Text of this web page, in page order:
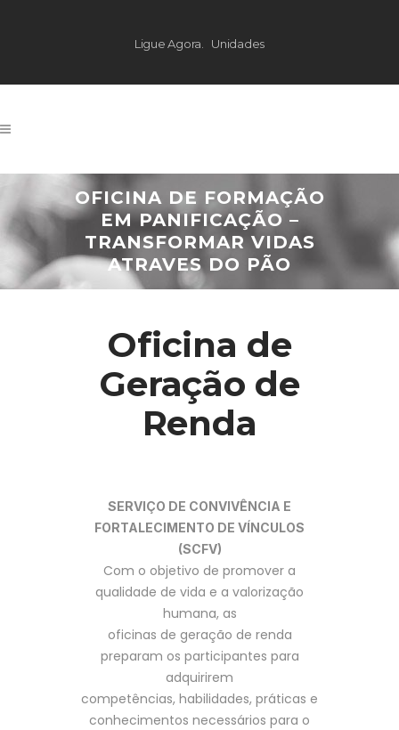
Ligue Agora. Unidades
OFICINA DE FORMAÇÃO
EM PANIFICAÇÃO –
TRANSFORMAR VIDAS
ATRAVES DO PÃO
Oficina de
Geração de
Renda
SERVIÇO DE CONVIVÊNCIA E
FORTALECIMENTO DE VÍNCULOS
(SCFV)
Com o objetivo de promover a
qualidade de vida e a valorização
humana, as
oficinas de geração de renda
preparam os participantes para
adquirirem
competências, habilidades, práticas e
conhecimentos necessários para o